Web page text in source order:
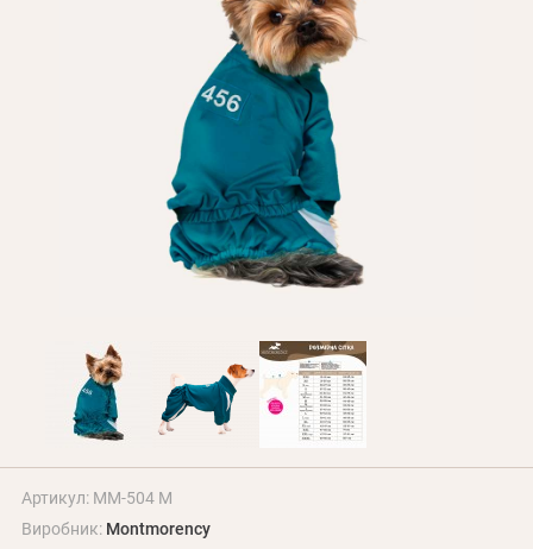
АКЦІЇ
ДЛЯ КОТІВ
Оплата і доставка
Програма лояльності
Про Нас
Оптовим клієнтам
Контакти
+380 (95) 095-00-05
Артикул: MM-504 M
Виробник: Montmorency